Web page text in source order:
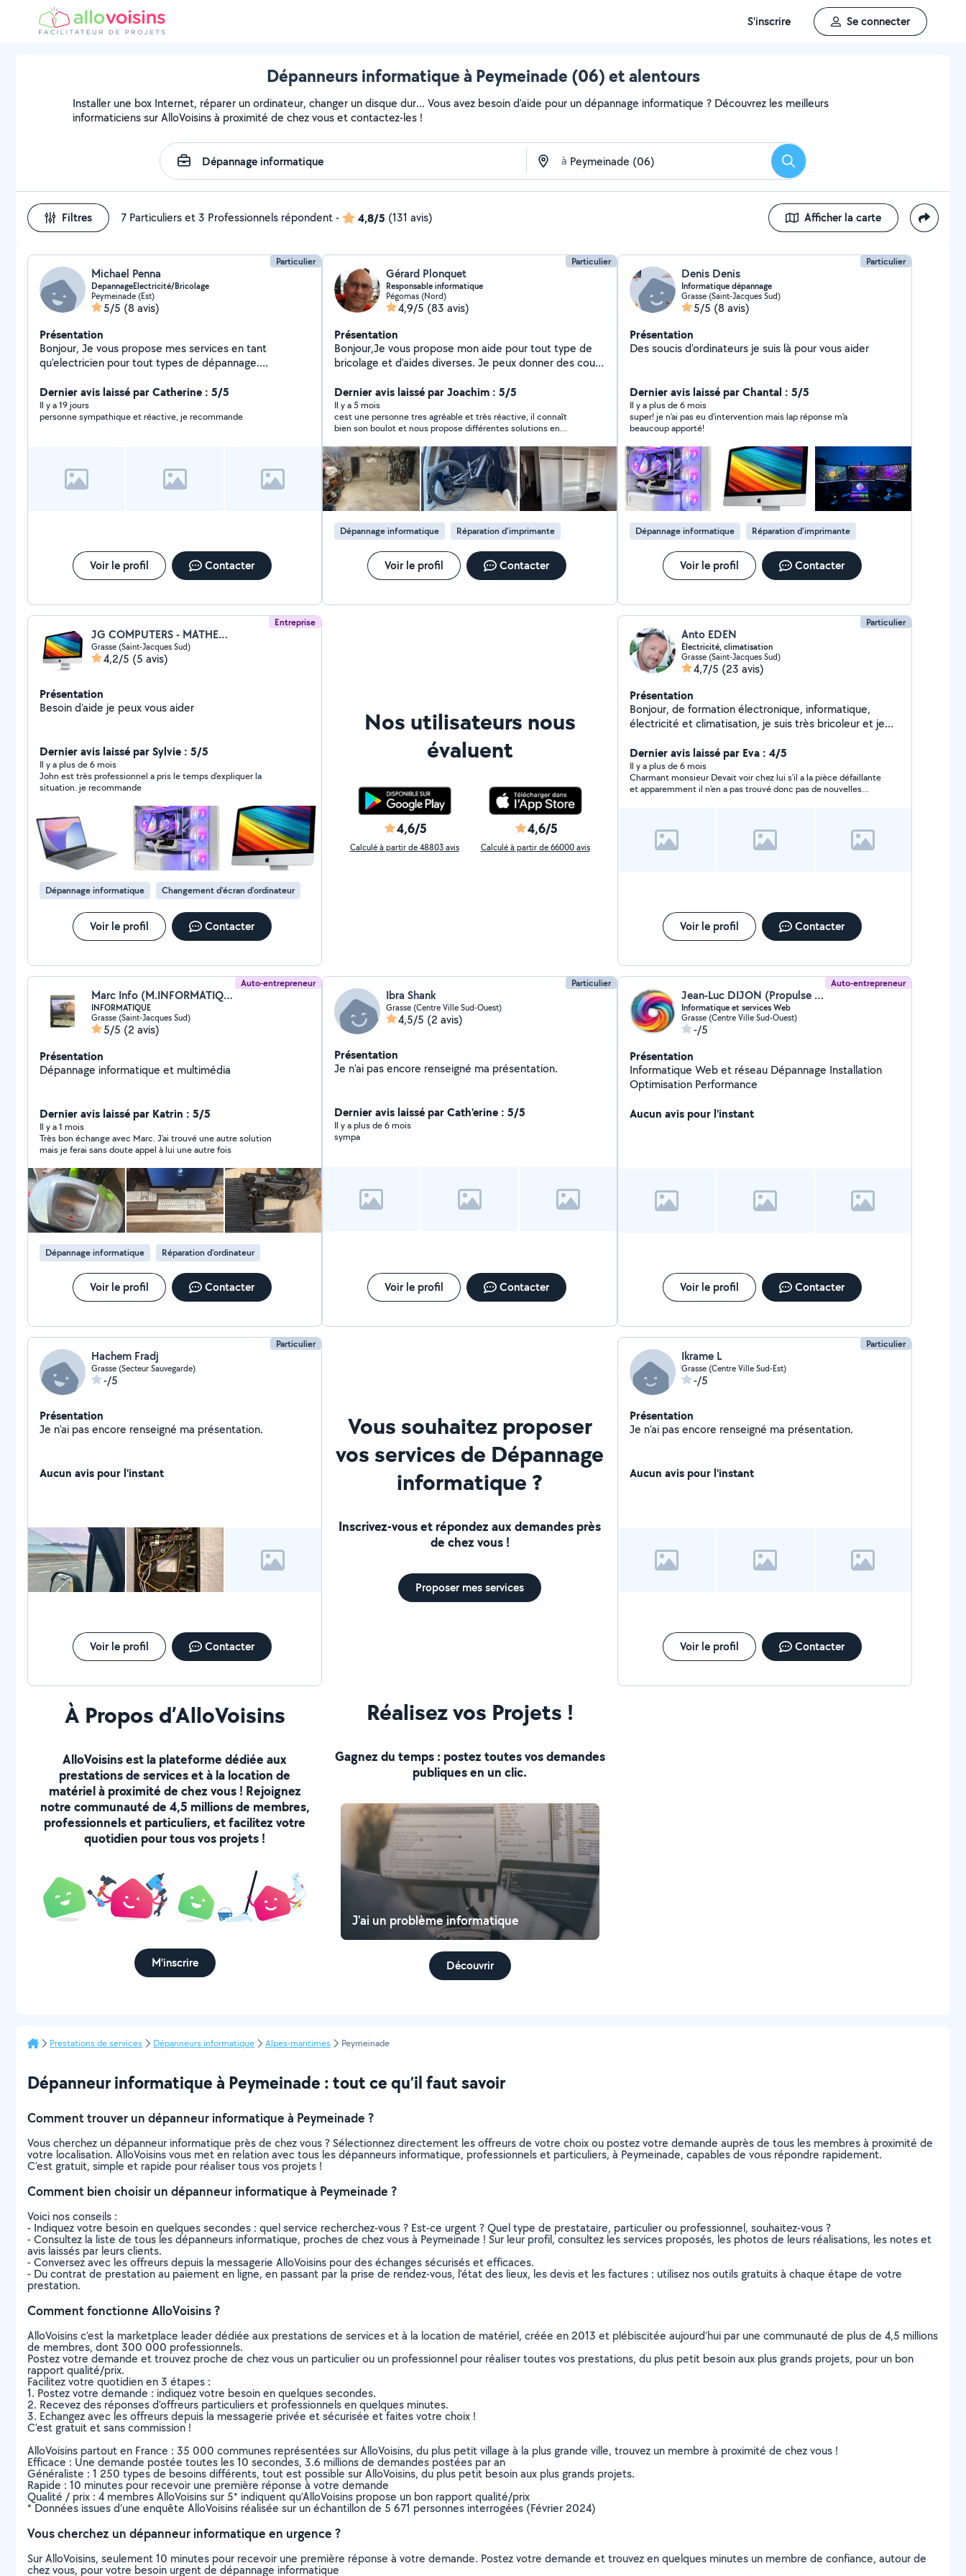
S'inscrire Se connecter
Dépanneurs informatique à Peymeinade (06) et alentours
Installer une box Internet, réparer un ordinateur, changer un disque dur... Vous avez besoin d'aide pour un dépannage informatique ? Découvrez les meilleurs
informaticiens sur AlloVoisins à proximité de chez vous et contactez-les !
à Rechercher
Filtres 7 Particuliers et 3 Professionnels répondent- 4,8/5 (131 avis) Afficher la carte
Particulier
Michael Penna
DepannageElectricité/Bricolage
Peymeinade (Est)
5/5 (8 avis)
Présentation
Bonjour, Je vous propose mes services en tant
qu'electricien pour tout types de dépannage.
Bricoleur dans l'âme je pourrais vous rendre pas mal de
services. N'hesitez pas !
Dernier avis laissé par Catherine : 5/5
Il y a 19 jours
personne sympathique et réactive, je recommande
Voir le profil Contacter
Particulier
Gérard Plonquet
Responsable informatique
Pégomas (Nord)
4,9/5 (83 avis)
Présentation
Bonjour,Je vous propose mon aide pour tout type de
bricolage et d'aides diverses. Je peux donner des cours
dépannages et récupérer des données. Cordialement
Dernier avis laissé par Joachim : 5/5
Il y a 5 mois
cest une personne tres agréable et très réactive, il connaît
bien son boulot et nous propose différentes solutions en
remplacer et réinstaller Windows11 ,il ma entièrement nettoyer
l'intérieur du pc , je vous le recommande fortement
Dépannage informatique Réparation d'imprimante
Voir le profil Contacter
Particulier
Denis Denis
Informatique dépannage
Grasse (Saint-Jacques Sud)
5/5 (8 avis)
Présentation
Des soucis d'ordinateurs je suis là pour vous aider
Dernier avis laissé par Chantal : 5/5
Il y a plus de 6 mois
super! je n'ai pas eu d'intervention mais lap réponse m'a
beaucoup apporté!
Dépannage informatique Réparation d'imprimante
Voir le profil Contacter
Entreprise
JG COMPUTERS - MATHEO MOTORS
Grasse (Saint-Jacques Sud)
4,2/5 (5 avis)
Présentation
Besoin d'aide je peux vous aider
Dernier avis laissé par Sylvie : 5/5
Il y a plus de 6 mois
John est très professionnel a pris le temps d’expliquer la
situation. je recommande
Dépannage informatique Changement d'écran d'ordinateur
Voir le profil Contacter
Nos utilisateurs nous
évaluent
4,6/5
Calculé à partir de 48803 avis
4,6/5
Calculé à partir de 66000 avis
Particulier
Anto EDEN
Électricité, climatisation
Grasse (Saint-Jacques Sud)
4,7/5 (23 avis)
Présentation
Bonjour, de formation électronique, informatique,
électricité et climatisation, je suis très bricoleur et je
Dernier avis laissé par Eva : 4/5
Il y a plus de 6 mois
Charmant monsieur Devait voir chez lui s’il a la pièce défaillante
et apparemment il n’en a pas trouvé donc pas de nouvelles
Voir le profil Contacter
Auto-entrepreneur
Marc Info (M.INFORMATIQUE)
INFORMATIQUE
Grasse (Saint-Jacques Sud)
5/5 (2 avis)
Présentation
Dépannage informatique et multimédia
Dernier avis laissé par Katrin : 5/5
Il y a 1 mois
Très bon échange avec Marc. J’ai trouvé une autre solution
mais je ferai sans doute appel à lui une autre fois
Dépannage informatique Réparation d'ordinateur
Voir le profil Contacter
Particulier
Ibra Shank
Grasse (Centre Ville Sud-Ouest)
4,5/5 (2 avis)
Présentation
Je n'ai pas encore renseigné ma présentation.
Dernier avis laissé par Cath'erine : 5/5
Il y a plus de 6 mois
sympa
Voir le profil Contacter
Auto-entrepreneur
Jean-Luc DIJON (Propulse Media Creation)
Informatique et services Web
Grasse (Centre Ville Sud-Ouest)
-/5
Présentation
Informatique Web et réseau Dépannage Installation
Optimisation Performance
Aucun avis pour l'instant
Voir le profil Contacter
Particulier
Hachem Fradj
Grasse (Secteur Sauvegarde)
-/5
Présentation
Je n'ai pas encore renseigné ma présentation.
Aucun avis pour l'instant
Voir le profil Contacter
Vous souhaitez proposer
vos services de Dépannage
informatique ?
Inscrivez-vous et répondez aux demandes près
de chez vous !
Proposer mes services
Particulier
Ikrame L
Grasse (Centre Ville Sud-Est)
-/5
Présentation
Je n'ai pas encore renseigné ma présentation.
Aucun avis pour l'instant
Voir le profil Contacter
À Propos d’AlloVoisins
AlloVoisins est la plateforme dédiée aux
prestations de services et à la location de
matériel à proximité de chez vous ! Rejoignez
notre communauté de 4,5 millions de membres,
professionnels et particuliers, et facilitez votre
quotidien pour tous vos projets !
M'inscrire
Réalisez vos Projets !
Gagnez du temps : postez toutes vos demandes
publiques en un clic.
J'ai un problème informatique
Découvrir
Prestations de services Dépanneurs informatique Alpes-maritimes Peymeinade
Dépanneur informatique à Peymeinade : tout ce qu’il faut savoir
Comment trouver un dépanneur informatique à Peymeinade ?
Vous cherchez un dépanneur informatique près de chez vous ? Sélectionnez directement les offreurs de votre choix ou postez votre demande auprès de tous les membres à proximité de
votre localisation. AlloVoisins vous met en relation avec tous les dépanneurs informatique, professionnels et particuliers, à Peymeinade, capables de vous répondre rapidement.
C’est gratuit, simple et rapide pour réaliser tous vos projets !
Comment bien choisir un dépanneur informatique à Peymeinade ?
Voici nos conseils :
- Indiquez votre besoin en quelques secondes : quel service recherchez-vous ? Est-ce urgent ? Quel type de prestataire, particulier ou professionnel, souhaitez-vous ?
- Consultez la liste de tous les dépanneurs informatique, proches de chez vous à Peymeinade ! Sur leur profil, consultez les services proposés, les photos de leurs réalisations, les notes et
avis laissés par leurs clients.
- Conversez avec les offreurs depuis la messagerie AlloVoisins pour des échanges sécurisés et efficaces.
- Du contrat de prestation au paiement en ligne, en passant par la prise de rendez-vous, l’état des lieux, les devis et les factures : utilisez nos outils gratuits à chaque étape de votre
prestation.
Comment fonctionne AlloVoisins ?
AlloVoisins c’est la marketplace leader dédiée aux prestations de services et à la location de matériel, créée en 2013 et plébiscitée aujourd’hui par une communauté de plus de 4,5 millions
de membres, dont 300 000 professionnels.
Postez votre demande et trouvez proche de chez vous un particulier ou un professionnel pour réaliser toutes vos prestations, du plus petit besoin aux plus grands projets, pour un bon
rapport qualité/prix.
Facilitez votre quotidien en 3 étapes :
1. Postez votre demande : indiquez votre besoin en quelques secondes.
2. Recevez des réponses d’offreurs particuliers et professionnels en quelques minutes.
3. Echangez avec les offreurs depuis la messagerie privée et sécurisée et faites votre choix !
C’est gratuit et sans commission !
AlloVoisins partout en France : 35 000 communes représentées sur AlloVoisins, du plus petit village à la plus grande ville, trouvez un membre à proximité de chez vous !
Efficace : Une demande postée toutes les 10 secondes, 3.6 millions de demandes postées par an
Généraliste : 1 250 types de besoins différents, tout est possible sur AlloVoisins, du plus petit besoin aux plus grands projets.
Rapide : 10 minutes pour recevoir une première réponse à votre demande
Qualité / prix : 4 membres AlloVoisins sur 5* indiquent qu’AlloVoisins propose un bon rapport qualité/prix
* Données issues d’une enquête AlloVoisins réalisée sur un échantillon de 5 671 personnes interrogées (Février 2024)
Vous cherchez un dépanneur informatique en urgence ?
Sur AlloVoisins, seulement 10 minutes pour recevoir une première réponse à votre demande. Postez votre demande et trouvez en quelques minutes un membre de confiance, autour de
chez vous, pour votre besoin urgent de dépannage informatique